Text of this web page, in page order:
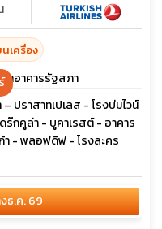
เครื่อง
ข้าอาคารรัฐสภา
ปราสาทเปเลส - โรงบ่มไวน์
กคูล่า - บูคาเรสต์ - อาคาร
า - พลอฟดิฟ - โรงละคร
ธ.ค. 69